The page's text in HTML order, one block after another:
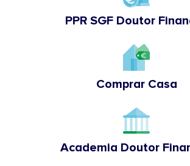
PPR SGF Doutor
Comprar Casa
Academia Doutor